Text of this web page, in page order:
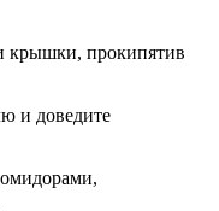
крышки, прокипятив
и доведите